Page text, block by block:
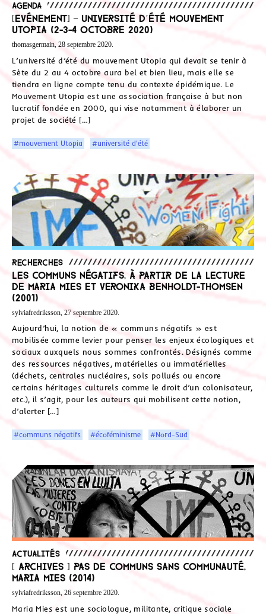
Agenda
[Evénement] – Université d’été Mouvement
Utopia (2-3-4 octobre 2020)
thomasgermain, 28 septembre 2020.
L’université d’été du mouvement Utopia qui devait se tenir à
Sète du 2 au 4 octobre aura bel et bien lieu, mais elle se
tiendra en ligne compte tenu du contexte épidémique. Le
Mouvement Utopia est une association française à but non
lucratif fondée en 2000, qui vise notamment à élaborer un
projet de société […]
#mouvement Utopia #université d'été
Recherches
Les communs négatifs, à partir de la lecture
de Maria Mies et Veronika Benholdt-Thomsen
(2001)
sylviafredriksson, 27 septembre 2020.
Aujourd’hui, la notion de « communs négatifs » est
mobilisée comme levier pour penser les enjeux écologiques et
sociaux auxquels nous sommes confrontés. Désignés comme
des ressources négatives, matérielles ou immatérielles
(déchets, centrales nucléaires, sols pollués ou encore
certains héritages culturels comme le droit d’un colonisateur,
etc.), il s’agit, pour les auteurs qui mobilisent cette notion,
d’alerter […]
#communs négatifs #écoféminisme #Nord-Sud
Actualités
[ Archives ] Pas de communs sans communauté,
Maria Mies (2014)
sylviafredriksson, 26 septembre 2020.
Maria Mies est une sociologue, militante, critique sociale